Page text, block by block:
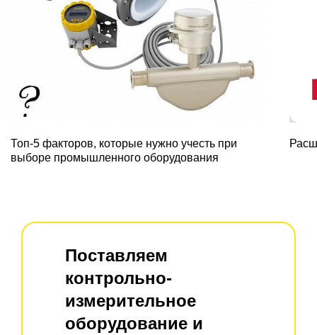
Топ-5 факторов, которые нужно учесть при
выборе промышленного оборудования
Поставляем
контрольно-
измерительное
оборудование и